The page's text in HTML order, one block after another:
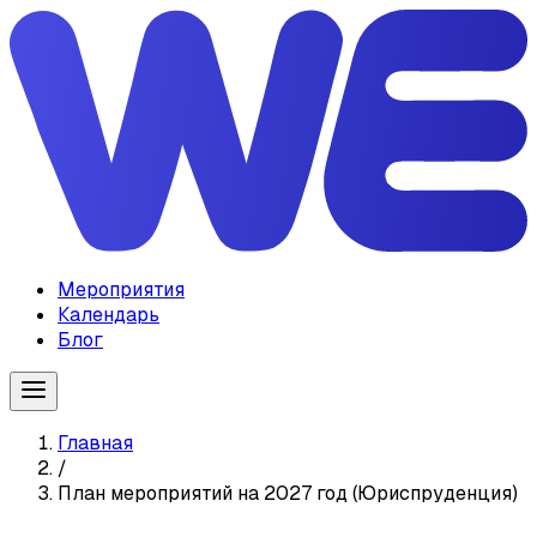
Мероприятия
Календарь
Блог
Главная
/
План мероприятий на 2027 год (Юриспруденция)